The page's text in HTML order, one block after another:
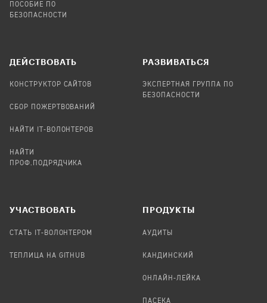
ПОСОБИЕ ПО
БЕЗОПАСНОСТИ
ДЕЙСТВОВАТЬ
КОНСТРУКТОР САЙТОВ
СБОР ПОЖЕРТВОВАНИЙ
НАЙТИ IT-ВОЛОНТЕРОВ
НАЙТИ
ПРОФ.ПОДРЯДЧИКА
РАЗВИВАТЬСЯ
ЭКСПЕРТНАЯ ГРУППА ПО
БЕЗОПАСНОСТИ
УЧАСТВОВАТЬ
СТАТЬ IT-ВОЛОНТЕРОМ
ТЕПЛИЦА НА GITHUB
ПРОДУКТЫ
АУДИТЫ
КАНДИНСКИЙ
ОНЛАЙН-ЛЕЙКА
ПАСЕКА